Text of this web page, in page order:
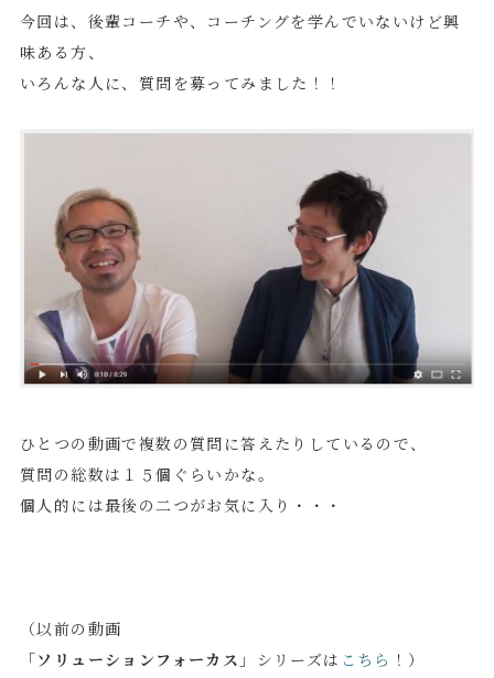
今回は、後輩コーチや、コーチングを学んでいないけど興
味ある方、
いろんな人に、質問を募ってみました！！
ひとつの動画で複数の質問に答えたりしているので、
質問の総数は１５個ぐらいかな。
個人的には最後の二つがお気に入り・・・
（以前の動画
「ソリューションフォーカス 」シリーズは こちら ！）